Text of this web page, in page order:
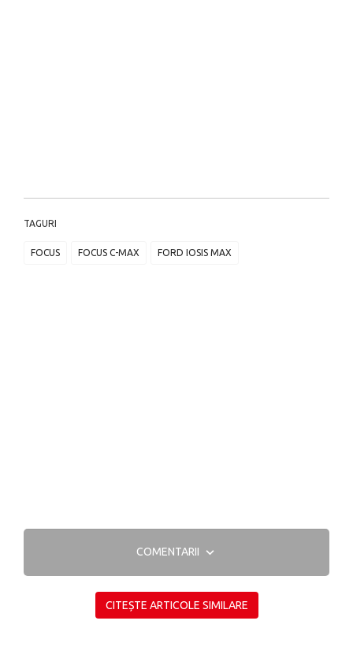
TAGURI
FOCUS FOCUS C-MAX FORD IOSIS MAX
COMENTARII
CITEȘTE ARTICOLE SIMILARE